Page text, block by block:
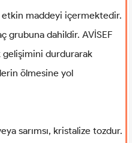
etkin maddeyi içermektedir.
grubuna dahildir. AVİSEF
durdurarak
ölmesine yol
sarımsı, kristalize tozdur.